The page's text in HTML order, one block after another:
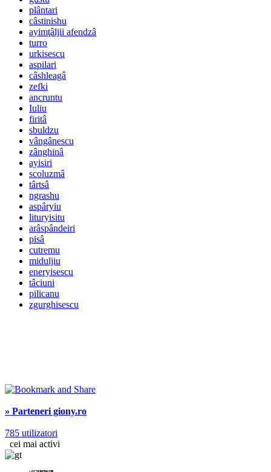
plântari
câstinishu
ayimţâljii afendzâ
turro
urkisescu
aspilari
câshleagâ
zefki
ancruntu
Iuliu
firitâ
sbuldzu
vângânescu
zânghinâ
ayisiri
scoluzmâ
târtsâ
ngrashu
aspâryiu
lituryisitu
arâspândeiri
pisâ
cutremu
miduljiu
eneryisescu
tâciuni
pilicanu
zgurghisescu
» Parteneri giony.ro
785 utilizatori
cei mai activi